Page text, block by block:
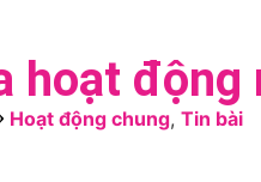
hoạt động
Hoạt động chung, Tin bài